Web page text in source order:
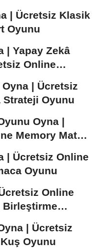
| Ücretsiz Klasik
Oyunu
| Yapay Zekâ
Online
Oyna | Ücretsiz
Strateji Oyunu
Oyna |
Memory Match
| Ücretsiz Online
Oyunu
Online
Birleştirme
| Ücretsiz
Oyunu